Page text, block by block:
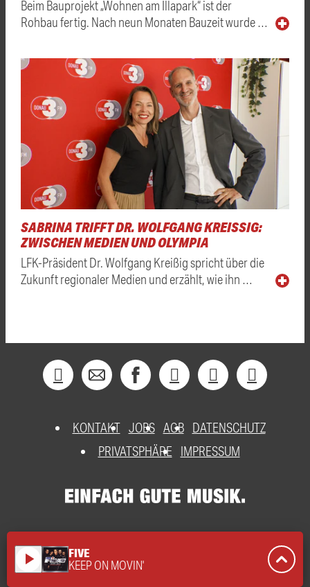
Beim Bauprojekt „Wohnen am Illapark“ ist der
Rohbau fertig. Nach neun Monaten Bauzeit wurde …
SABRINA TRIFFT DR. WOLFGANG KREISSIG: Z
WISCHEN MEDIEN UND OLYMPIA
LFK-Präsident Dr. Wolfgang Kreißig spricht über die
Zukunft regionaler Medien und erzählt, wie ihn …
KONTAKT JOBS AGB DATENSCHUTZ
PRIVATSPHÄRE
IMPRESSUM
play_arrow FIVE
KEEP ON MOVIN'